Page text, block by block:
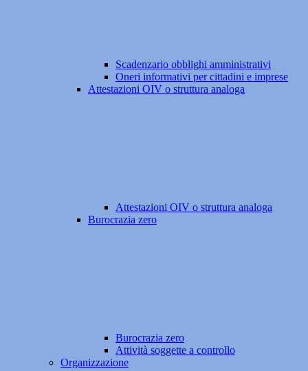
Scadenzario obblighi amministrativi
Oneri informativi per cittadini e imprese
Attestazioni OIV o struttura analoga
Attestazioni OIV o struttura analoga
Burocrazia zero
Burocrazia zero
Attività soggette a controllo
Organizzazione